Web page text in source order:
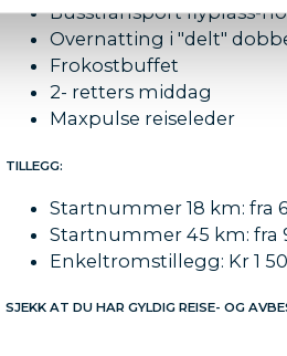
Busstransport flyplass-
Overnatting i "delt"
Frokostbuffet
2- retters middag
Maxpulse reiseleder
TILLEGG:
Startnummer 18 km: fra
Startnummer 45 km: fra
Enkeltromstillegg: Kr 1
SJEKK AT DU HAR GYLDIG REISE- OG